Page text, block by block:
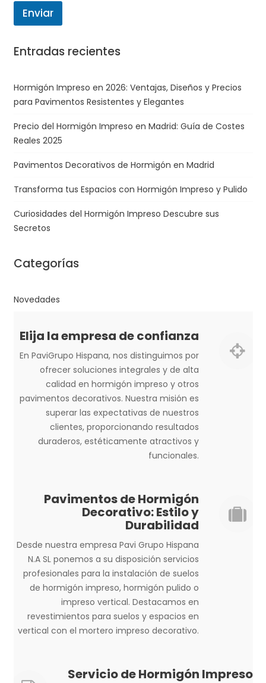
e
Enviar
Entradas recientes
Hormigón Impreso en 2026: Ventajas, Diseños y Precios
para Pavimentos Resistentes y Elegantes
Precio del Hormigón Impreso en Madrid: Guía de Costes
Reales 2025
Pavimentos Decorativos de Hormigón en Madrid
Transforma tus Espacios con Hormigón Impreso y Pulido
Curiosidades del Hormigón Impreso Descubre sus
Secretos
Categorías
Novedades
Elija la empresa de confianza
En PaviGrupo Hispana, nos distinguimos por
ofrecer soluciones integrales y de alta
calidad en hormigón impreso y otros
pavimentos decorativos. Nuestra misión es
superar las expectativas de nuestros
clientes, proporcionando resultados
duraderos, estéticamente atractivos y
funcionales.
Pavimentos de Hormigón
Decorativo: Estilo y
Durabilidad
Desde nuestra empresa Pavi Grupo Hispana
N.A SL ponemos a su disposición servicios
profesionales para la instalación de suelos
de hormigón impreso, hormigón pulido o
impreso vertical. Destacamos en
revestimientos para suelos y espacios en
vertical con el mortero impreso decorativo.
Servicio de Hormigón Impreso